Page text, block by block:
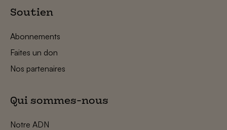
Soutien
Abonnements
Faites un don
Nos partenaires
Qui sommes-nous
Notre ADN